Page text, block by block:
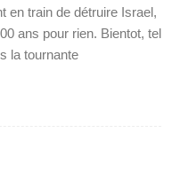
en train de détruire Israel,
ans pour rien. Bientot, tel
la tournante